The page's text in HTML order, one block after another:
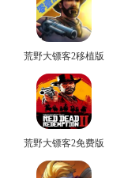
荒野大镖客2移植版
荒野大镖客2免费版